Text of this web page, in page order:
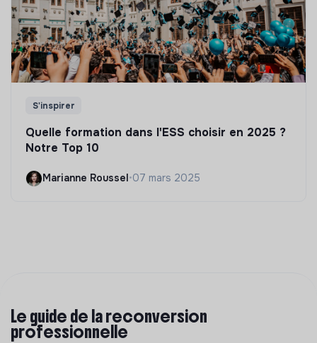
S'inspirer
Quelle formation dans l'ESS choisir en 2025 ?
Notre Top 10
Marianne Roussel•07 mars 2025
Le guide de la reconversion
professionnelle